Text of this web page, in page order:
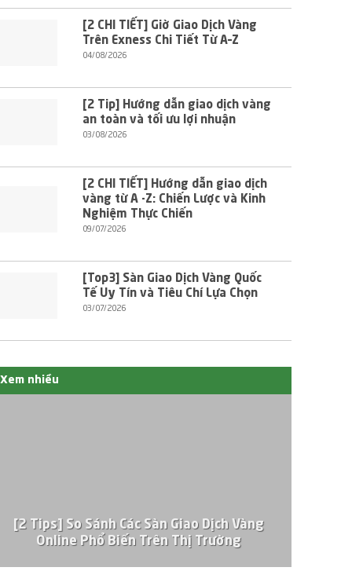
[2 CHI TIẾT] Giờ Giao Dịch Vàng
Trên Exness Chi Tiết Từ A–Z
04/08/2026
[2 Tip] Hướng dẫn giao dịch vàng
an toàn và tối ưu lợi nhuận
03/08/2026
[2 CHI TIẾT] Hướng dẫn giao dịch
vàng từ A -Z: Chiến Lược và Kinh
Nghiệm Thực Chiến
09/07/2026
[Top3] Sàn Giao Dịch Vàng Quốc
Tế Uy Tín và Tiêu Chí Lựa Chọn
03/07/2026
Xem nhiều
[2 Tips] So Sánh Các Sàn Giao Dịch Vàng
Online Phổ Biến Trên Thị Trường